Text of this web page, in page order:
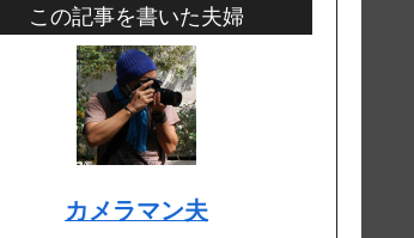
この記事を書いた夫婦
カメラマン夫